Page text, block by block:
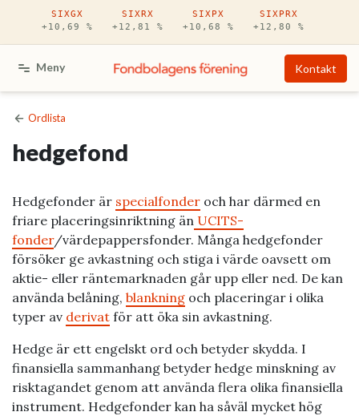
Hoppa till huvudinnehåll
SIXGX
+10,69 %
SIXRX
+12,81 %
SIXPX
+10,68 %
SIXPRX
+12,80 %
Meny Kontakt
Ordlista
hedgefond
Hedgefonder är specialfonder och har därmed en
friare placeringsinriktning än UCITS-
fonder/värdepappersfonder. Många hedgefonder
försöker ge avkastning och stiga i värde oavsett om
aktie- eller räntemarknaden går upp eller ned. De kan
använda belåning, blankning och placeringar i olika
typer av derivat för att öka sin avkastning.
Hedge är ett engelskt ord och betyder skydda. I
finansiella sammanhang betyder hedge minskning av
risktagandet genom att använda flera olika finansiella
instrument. Hedgefonder kan ha såväl mycket hög